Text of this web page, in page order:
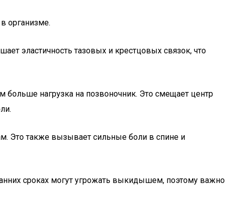
организме.
эластичность тазовых и крестцовых связок, что
больше нагрузка на позвоночник. Это смещает центр
Это также вызывает сильные боли в спине и
сроках могут угрожать выкидышем, поэтому важно